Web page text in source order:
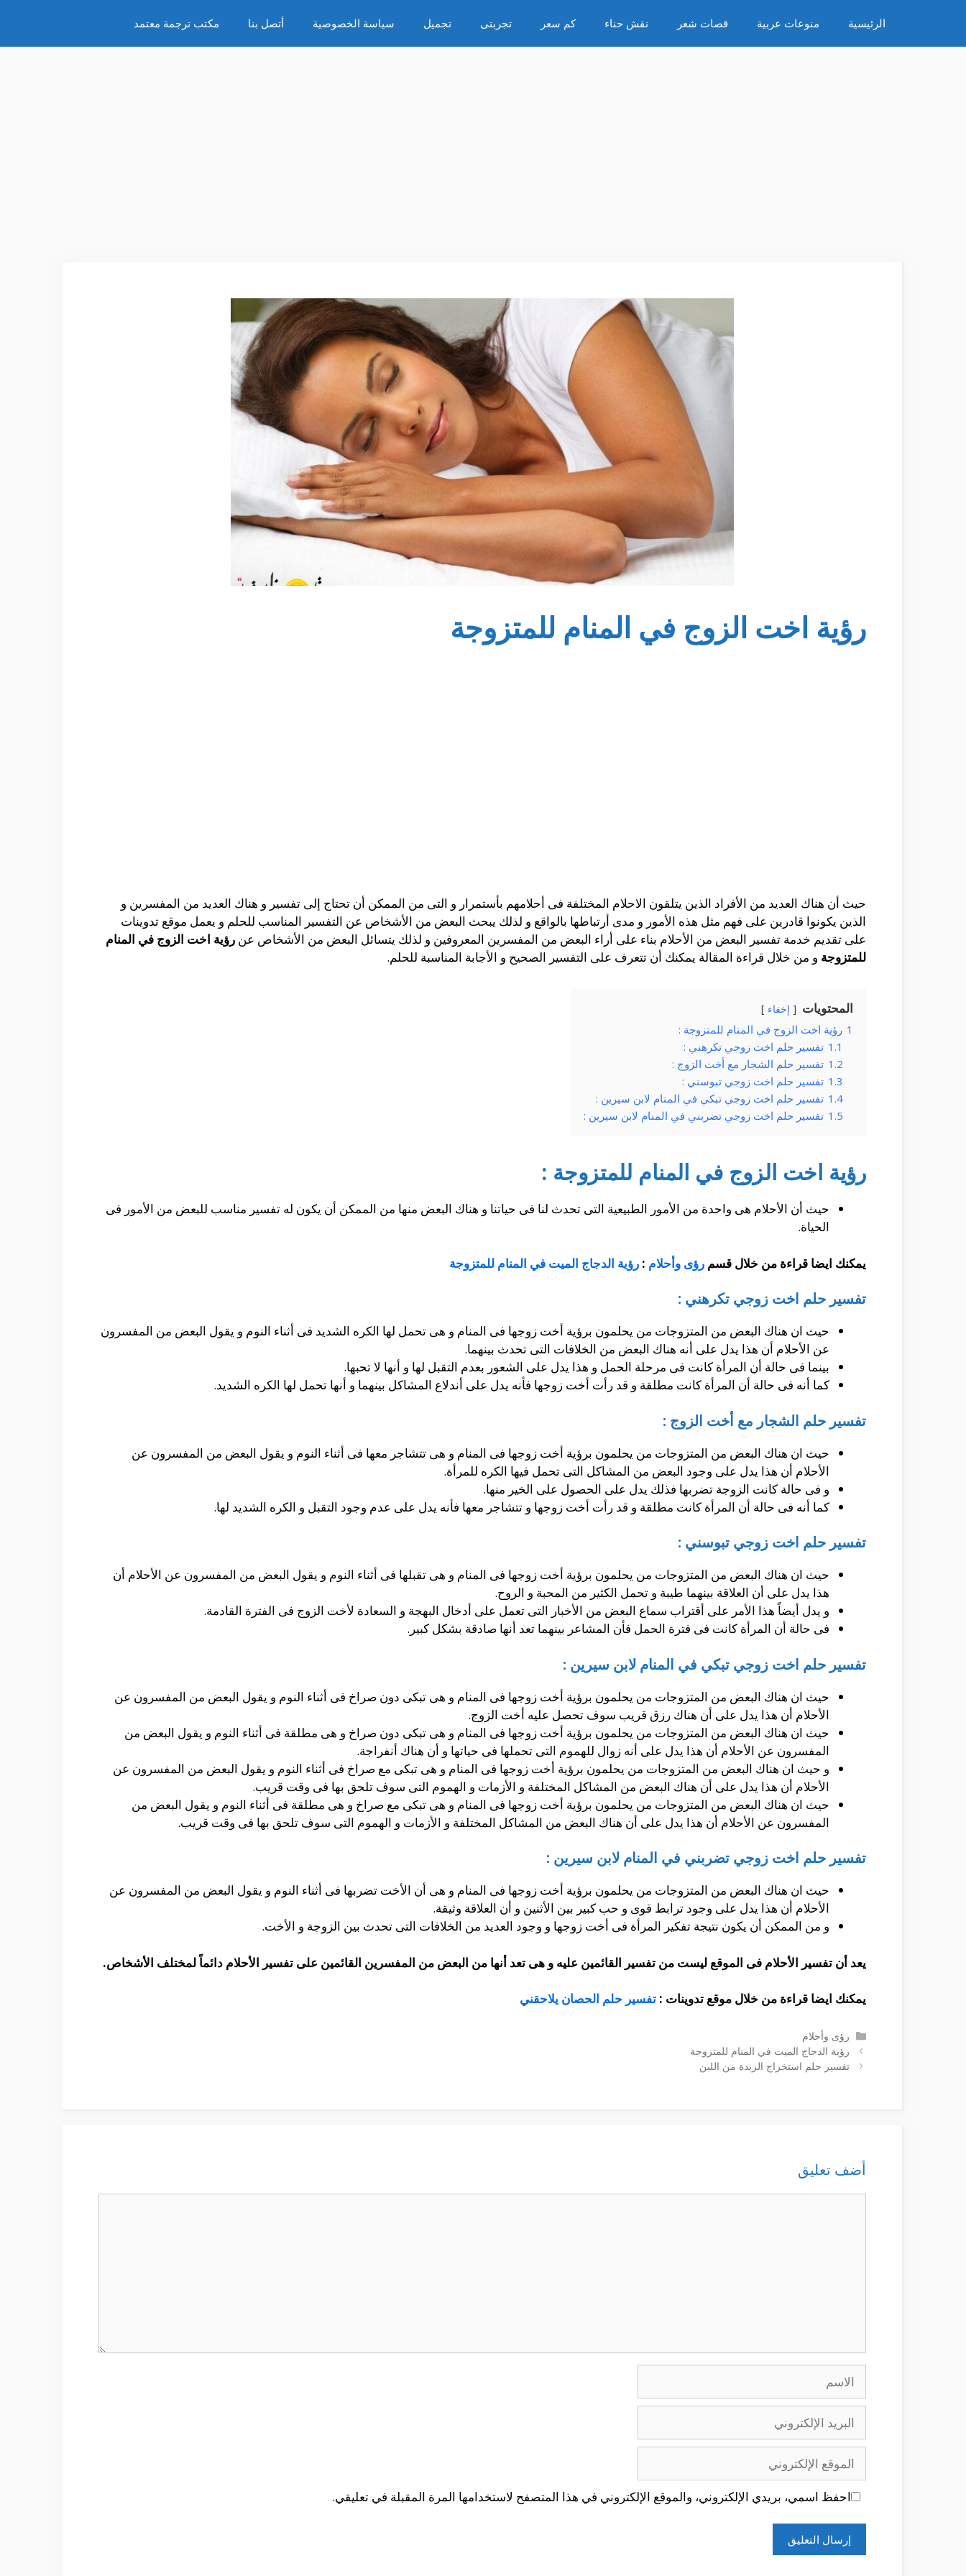
المحتوى
الرئيسية منوعات عربية قصات شعر نقش حناء كم سعر تجربتى تجميل سياسة الخصوصية أتصل بنا مكتب ترجمة معتمد
رؤية اخت الزوج في المنام للمتزوجة
حيث أن هناك العديد من الأفراد الذين يتلقون الاحلام المختلفة فى أحلامهم بأستمرار و التى من الممكن أن تحتاج إلى تفسير و هناك العديد من المفسرين و
الذين يكونوا قادرين على فهم مثل هذه الأمور و مدى أرتباطها بالواقع و لذلك يبحث البعض من الأشخاص عن التفسير المناسب للحلم و يعمل موقع تدوينات
على تقديم خدمة تفسير البعض من الأحلام بناء على أراء البعض من المفسرين المعروفين و لذلك يتسائل البعض من الأشخاص عن رؤية اخت الزوج في المنام
للمتزوجة و من خلال قراءة المقالة يمكنك أن تتعرف على التفسير الصحيح و الأجابة المناسبة للحلم.
المحتويات إخفاء
1 رؤية اخت الزوج في المنام للمتزوجة :
1.1 تفسير حلم اخت زوجي تكرهني :
1.2 تفسير حلم الشجار مع أخت الزوج :
1.3 تفسير حلم اخت زوجي تبوسني :
1.4 تفسير حلم اخت زوجي تبكي في المنام لابن سيرين :
1.5 تفسير حلم اخت زوجي تضربني في المنام لابن سيرين :
رؤية اخت الزوج في المنام للمتزوجة :
حيث أن الأحلام هى واحدة من الأمور الطبيعية التى تحدث لنا فى حياتنا و هناك البعض منها من الممكن أن يكون له تفسير مناسب للبعض من الأمور فى
الحياة.
يمكنك ايضا قراءة من خلال قسم رؤى وأحلام : رؤية الدجاج الميت في المنام للمتزوجة
تفسير حلم اخت زوجي تكرهني :
حيث ان هناك البعض من المتزوجات من يحلمون برؤية أخت زوجها فى المنام و هى تحمل لها الكره الشديد فى أثناء النوم و يقول البعض من المفسرون
عن الأحلام أن هذا يدل على أنه هناك البعض من الخلافات التى تحدث بينهما.
بينما فى حالة أن المرأة كانت فى مرحلة الحمل و هذا يدل على الشعور بعدم التقبل لها و أنها لا تحبها.
كما أنه فى حالة أن المرأة كانت مطلقة و قد رأت أخت زوجها فأنه يدل على أندلاع المشاكل بينهما و أنها تحمل لها الكره الشديد.
تفسير حلم الشجار مع أخت الزوج :
حيث ان هناك البعض من المتزوجات من يحلمون برؤية أخت زوجها فى المنام و هى تتشاجر معها فى أثناء النوم و يقول البعض من المفسرون عن
الأحلام أن هذا يدل على وجود البعض من المشاكل التى تحمل فيها الكره للمرأة.
و فى حالة كانت الزوجة تضربها فذلك يدل على الحصول على الخير منها.
كما أنه فى حالة أن المرأة كانت مطلقة و قد رأت أخت زوجها و تتشاجر معها فأنه يدل على عدم وجود التقبل و الكره الشديد لها.
تفسير حلم اخت زوجي تبوسني :
حيث ان هناك البعض من المتزوجات من يحلمون برؤية أخت زوجها فى المنام و هى تقبلها فى أثناء النوم و يقول البعض من المفسرون عن الأحلام أن
هذا يدل على أن العلاقة بينهما طيبة و تحمل الكثير من المحبة و الروح.
و يدل أيضاً هذا الأمر على أقتراب سماع البعض من الأخبار التى تعمل على أدخال البهجة و السعادة لأخت الزوج فى الفترة القادمة.
فى حالة أن المرأة كانت فى فترة الحمل فأن المشاعر بينهما تعد أنها صادقة بشكل كبير.
تفسير حلم اخت زوجي تبكي في المنام لابن سيرين :
حيث ان هناك البعض من المتزوجات من يحلمون برؤية أخت زوجها فى المنام و هى تبكى دون صراخ فى أثناء النوم و يقول البعض من المفسرون عن
الأحلام أن هذا يدل على أن هناك رزق قريب سوف تحصل عليه أخت الزوج.
حيث ان هناك البعض من المتزوجات من يحلمون برؤية أخت زوجها فى المنام و هى تبكى دون صراخ و هى مطلقة فى أثناء النوم و يقول البعض من
المفسرون عن الأحلام أن هذا يدل على أنه زوال للهموم التى تحملها فى حياتها و أن هناك أنفراجة.
و حيث ان هناك البعض من المتزوجات من يحلمون برؤية أخت زوجها فى المنام و هى تبكى مع صراخ فى أثناء النوم و يقول البعض من المفسرون عن
الأحلام أن هذا يدل على أن هناك البعض من المشاكل المختلفة و الأزمات و الهموم التى سوف تلحق بها فى وقت قريب.
حيث ان هناك البعض من المتزوجات من يحلمون برؤية أخت زوجها فى المنام و هى تبكى مع صراخ و هى مطلقة فى أثناء النوم و يقول البعض من
المفسرون عن الأحلام أن هذا يدل على أن هناك البعض من المشاكل المختلفة و الأزمات و الهموم التى سوف تلحق بها فى وقت قريب.
تفسير حلم اخت زوجي تضربني في المنام لابن سيرين :
حيث ان هناك البعض من المتزوجات من يحلمون برؤية أخت زوجها فى المنام و هى أن الأخت تضربها فى أثناء النوم و يقول البعض من المفسرون عن
الأحلام أن هذا يدل على وجود ترابط قوى و حب كبير بين الأثنين و أن العلاقة وثيقة.
و من الممكن أن يكون نتيجة تفكير المرأة فى أخت زوجها و وجود العديد من الخلافات التى تحدث بين الزوجة و الأخت.
يعد أن تفسير الأحلام فى الموقع ليست من تفسير القائمين عليه و هى تعد أنها من البعض من المفسرين القائمين على تفسير الأحلام دائماً لمختلف الأشخاص.
يمكنك ايضا قراءة من خلال موقع تدوينات : تفسير حلم الحصان يلاحقني
التصنيفات
رؤى وأحلام
رؤية الدجاج الميت في المنام للمتزوجة
تفسير حلم استخراج الزبدة من اللبن
أضف تعليق
الاسم
البريد
الإلكتروني
الموقع
الإلكتروني
احفظ اسمي، بريدي الإلكتروني، والموقع الإلكتروني في هذا المتصفح لاستخدامها المرة المقبلة في تعليقي.